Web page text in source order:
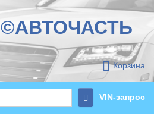
©АВТОЧАСТЬ
Корзина
VIN-запрос